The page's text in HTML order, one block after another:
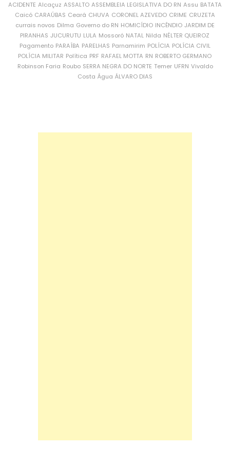
ACIDENTE Alcaçuz ASSALTO ASSEMBLEIA LEGISLATIVA DO RN Assu BATATA
Caicó CARAÚBAS Ceará CHUVA CORONEL AZEVEDO CRIME CRUZETA
currais novos Dilma Governo do RN HOMICÍDIO INCÊNDIO JARDIM DE
PIRANHAS JUCURUTU LULA Mossoró NATAL Nilda NÉLTER QUEIROZ
Pagamento PARAÍBA PARELHAS Parnamirim POLÍCIA POLÍCIA CIVIL
POLÍCIA MILITAR Política PRF RAFAEL MOTTA RN ROBERTO GERMANO
Robinson Faria Roubo SERRA NEGRA DO NORTE Temer UFRN Vivaldo
Costa Água ÁLVARO DIAS